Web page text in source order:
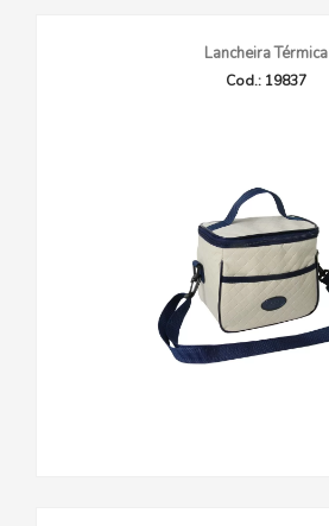
Lancheira Térmica
Cod.: 19837